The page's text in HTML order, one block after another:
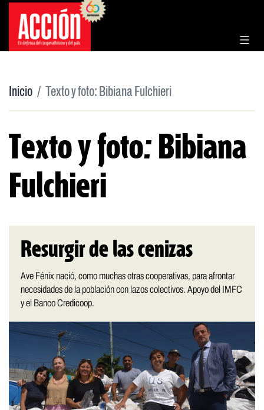
Saltar
contenido
Inicio Texto y foto: Bibiana Fulchieri
Texto y foto: Bibiana
Fulchieri
Resurgir de las cenizas
Ave Fénix nació, como muchas otras cooperativas, para afrontar
necesidades de la población con lazos colectivos. Apoyo del IMFC
y el Banco Credicoop.